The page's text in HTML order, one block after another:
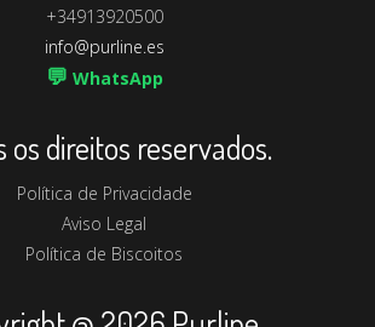
+34913920500
info@purline.es
💬 WhatsApp
os direitos reservados.
Política de Privacidade
Aviso Legal
Política de Biscoitos